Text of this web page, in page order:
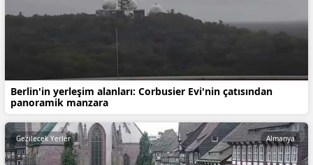
Berlin'in yerleşim alanları: Corbusier Evi'nin çatısından
panoramik manzara
Gezilecek Yerler Almanya